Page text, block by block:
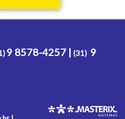
9 8578-4257 | (31) 9